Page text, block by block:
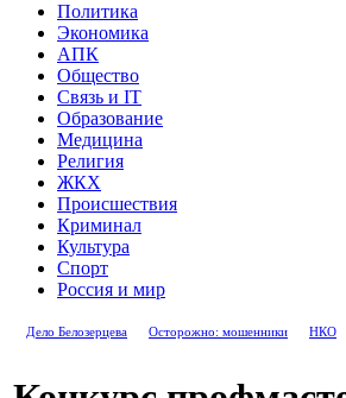
Политика
Экономика
АПК
Общество
Связь и IT
Образование
Медицина
Религия
ЖКХ
Происшествия
Криминал
Культура
Спорт
Россия и мир
Дело Белозерцева Осторожно: мошенники НКО